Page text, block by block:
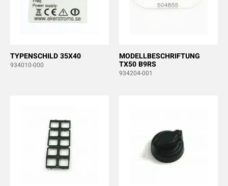
TYPENSCHILD 35X40
934010-000
MODELLBESCHRIFTUNG
TX50 B9RS
934204-001